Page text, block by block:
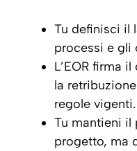
Tu definisci il
processi e gli
L’EOR firma
la
regole vigenti.
Tu mantieni il
progetto, ma